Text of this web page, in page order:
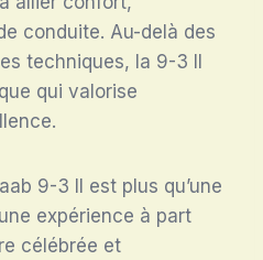
conduite. Au-delà des
techniques, la 9-3 II
qui valorise
9-3 II est plus qu’une
expérience à part
célébrée et